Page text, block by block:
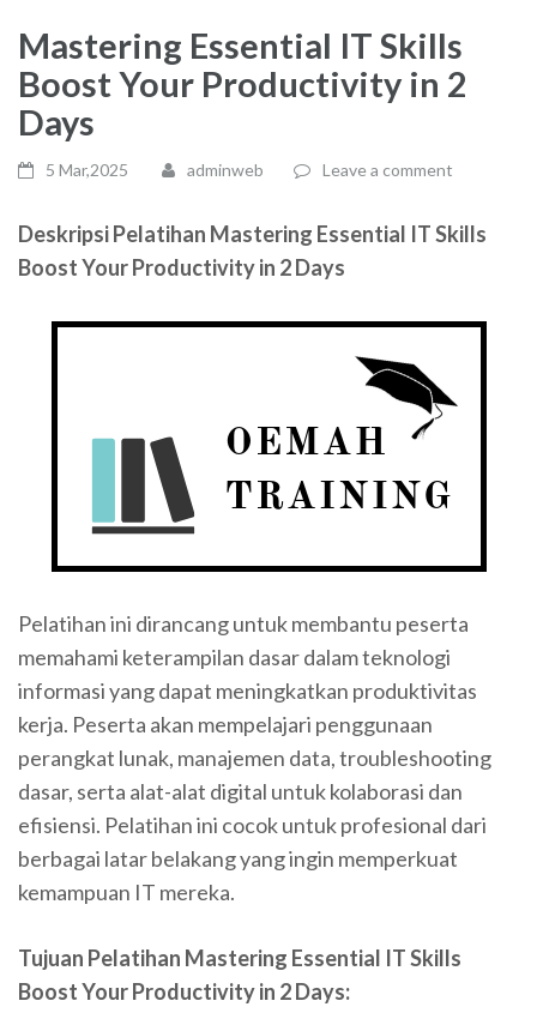
Mastering Essential IT Skills
Boost Your Productivity in 2
Days
5 Mar,2025 adminweb Leave a comment
Deskripsi Pelatihan Mastering Essential IT Skills
Boost Your Productivity in 2 Days
Pelatihan ini dirancang untuk membantu peserta
memahami keterampilan dasar dalam teknologi
informasi yang dapat meningkatkan produktivitas
kerja. Peserta akan mempelajari penggunaan
perangkat lunak, manajemen data, troubleshooting
dasar, serta alat-alat digital untuk kolaborasi dan
efisiensi. Pelatihan ini cocok untuk profesional dari
berbagai latar belakang yang ingin memperkuat
kemampuan IT mereka.
Tujuan Pelatihan Mastering Essential IT Skills
Boost Your Productivity in 2 Days: